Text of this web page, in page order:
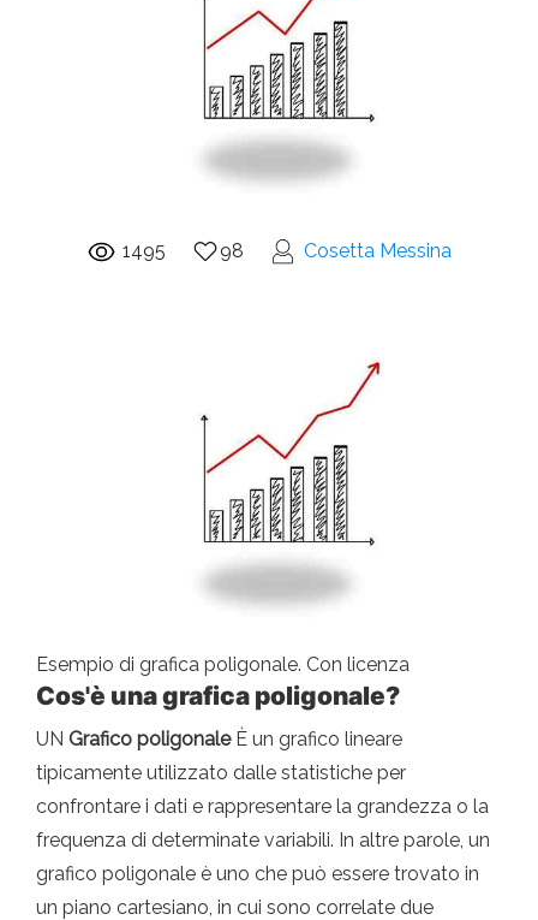
1495 98 Cosetta Messina
Esempio di grafica poligonale. Con licenza
Cos'è una grafica poligonale?
UN Grafico poligonaleÈ un grafico lineare
tipicamente utilizzato dalle statistiche per
confrontare i dati e rappresentare la grandezza o la
frequenza di determinate variabili. In altre parole, un
grafico poligonale è uno che può essere trovato in
un piano cartesiano, in cui sono correlate due